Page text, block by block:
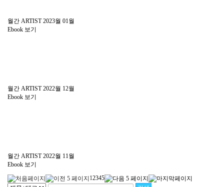
월간 ARTIST 2023월 01월
Ebook 보기
월간 ARTIST 2022월 12월
Ebook 보기
월간 ARTIST 2022월 11월
Ebook 보기
12345